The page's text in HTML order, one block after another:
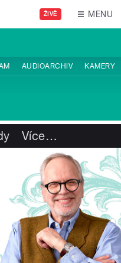
ŽIVĚ MENU
AUDIOARCHIV KAMERY
Více…